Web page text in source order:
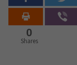
0
Shares